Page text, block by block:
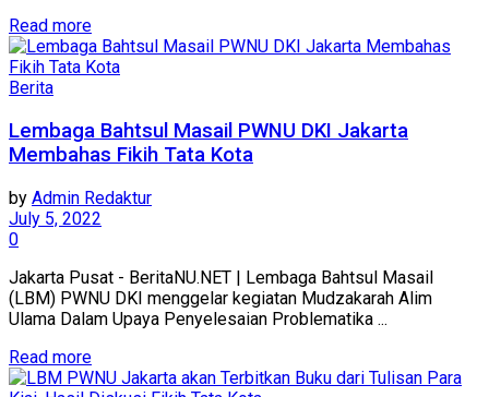
Read moreDetails
Berita
Lembaga Bahtsul Masail PWNU DKI Jakarta
Membahas Fikih Tata Kota
by Admin Redaktur
July 5, 2022
0
Jakarta Pusat - BeritaNU.NET | Lembaga Bahtsul Masail
(LBM) PWNU DKI menggelar kegiatan Mudzakarah Alim
Ulama Dalam Upaya Penyelesaian Problematika ...
Read moreDetails